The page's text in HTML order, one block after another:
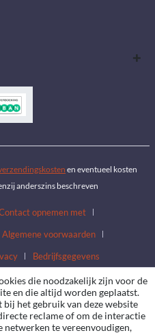
en eventueel kosten
anderszins beschreven
opnemen met
Algemene voorwaarden
Bedrijfsgegevens
die noodzakelijk zijn voor de
en die altijd worden geplaatst.
het gebruik van deze website
reclame of om de interactie
netwerken te vereenvoudigen,